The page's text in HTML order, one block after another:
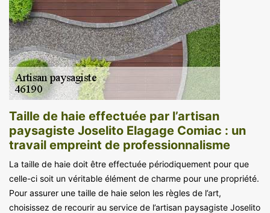
Taille de haie effectuée par l’artisan
paysagiste Joselito Elagage Comiac : un
travail empreint de professionnalisme
La taille de haie doit être effectuée périodiquement pour que
celle-ci soit un véritable élément de charme pour une propriété.
Pour assurer une taille de haie selon les règles de l’art,
choisissez de recourir au service de l’artisan paysagiste Joselito